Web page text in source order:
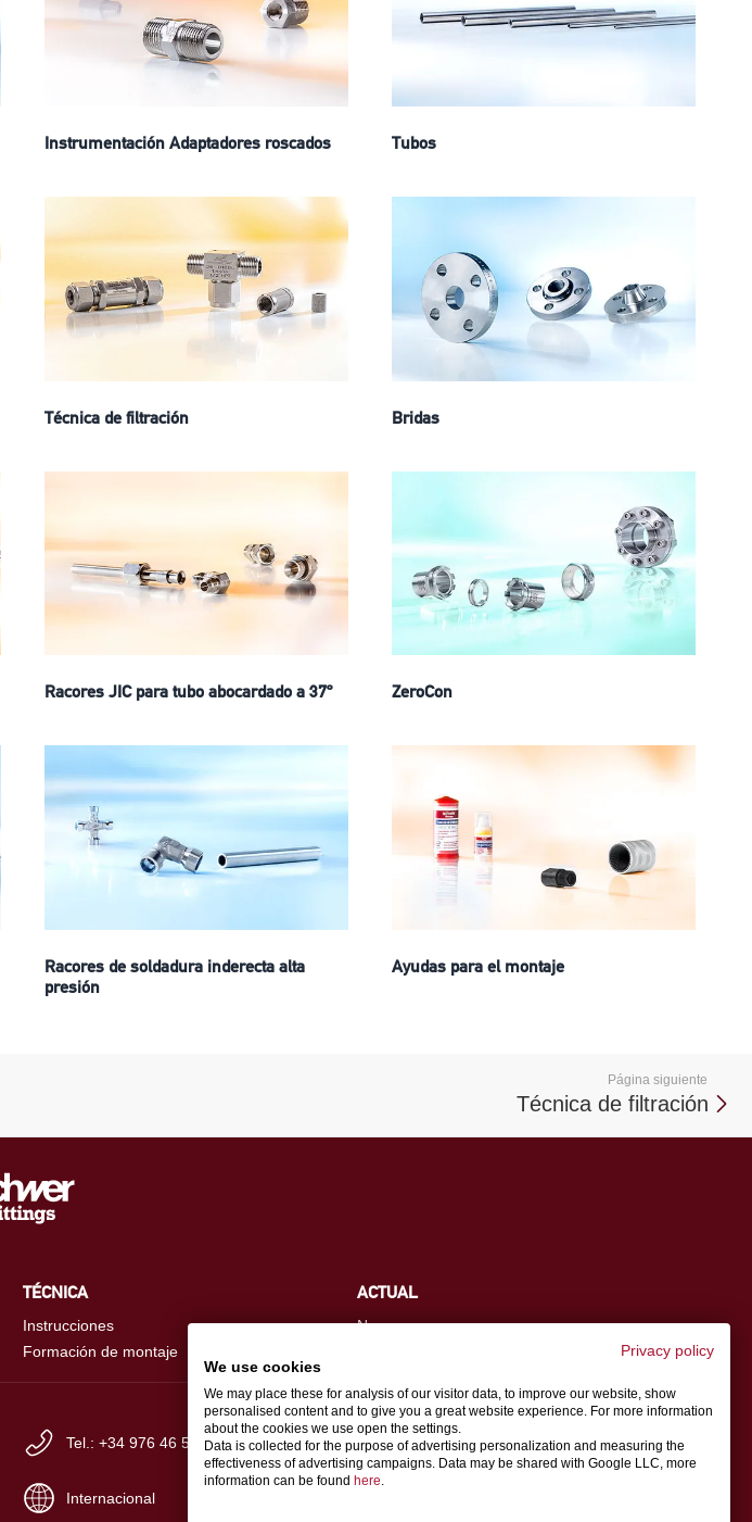
Instrumentación Adaptadores roscados Tubos
Técnica de filtración Bridas
Racores JIC para tubo abocardado a 37º ZeroCon
Racores de soldadura inderecta alta
presión
Ayudas para el montaje
Página siguiente
Técnica de filtración
TÉCNICA
Instrucciones
Formación de montaje
ACTUAL
News
Tel.: +34 976 46 56-60 info.es@schwer.com
Internacional
Privacy policy
We use cookies
We may place these for analysis of our visitor data, to improve our website, show
personalised content and to give you a great website experience. For more information
about the cookies we use open the settings.
Data is collected for the purpose of advertising personalization and measuring the
effectiveness of advertising campaigns. Data may be shared with Google LLC, more
information can be found here.